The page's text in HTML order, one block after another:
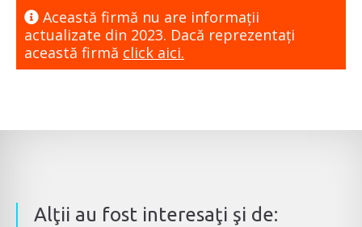
Această firmă nu are informaţii
actualizate din 2023. Dacă reprezentaţi
această firmă click aici.
Alţii au fost interesaţi şi de: